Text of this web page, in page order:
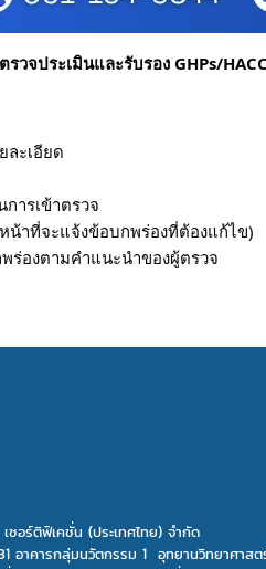
จประเมินและรับรอง GHPs/
ละเอียด
ารเข้าตรวจ
น้าที่จะแจ้งข้อบกพร่องที่ต้องแก้ไข)
ร่องตามคำแนะนำของผู้ตรวจ
ซอร์ติฟิเคชั่น (ประเทศไทย) จำกัด
อาคารกลุ่มนวัตกรรม 1 อุทยานวิทยาศาสต